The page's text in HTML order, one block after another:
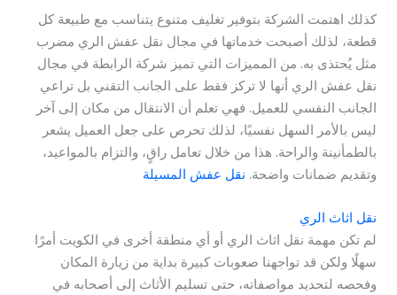
كذلك اهتمت الشركة بتوفير تغليف متنوع يتناسب مع طبيعة كل
قطعة، لذلك أصبحت خدماتها في مجال نقل عفش الري مضرب
مثل يُحتذى به. من المميزات التي تميز شركة الرابطة في مجال
نقل عفش الري أنها لا تركز فقط على الجانب التقني بل تراعي
الجانب النفسي للعميل. فهي تعلم أن الانتقال من مكان إلى آخر
ليس بالأمر السهل نفسيًا، لذلك تحرص على جعل العميل يشعر
بالطمأنينة والراحة. هذا من خلال تعامل راقٍ، والتزام بالمواعيد،
وتقديم ضمانات واضحة. نقل عفش المسيلة
نقل اثاث الري
لم تكن مهمة نقل اثاث الري أو أي منطقة أخرى في الكويت أمرًا
سهلًا ولكن قد تواجهنا صعوبات كبيرة بداية من زيارة المكان
وفحصه لتحديد مواصفاته، حتى تسليم الأثاث إلى أصحابه في